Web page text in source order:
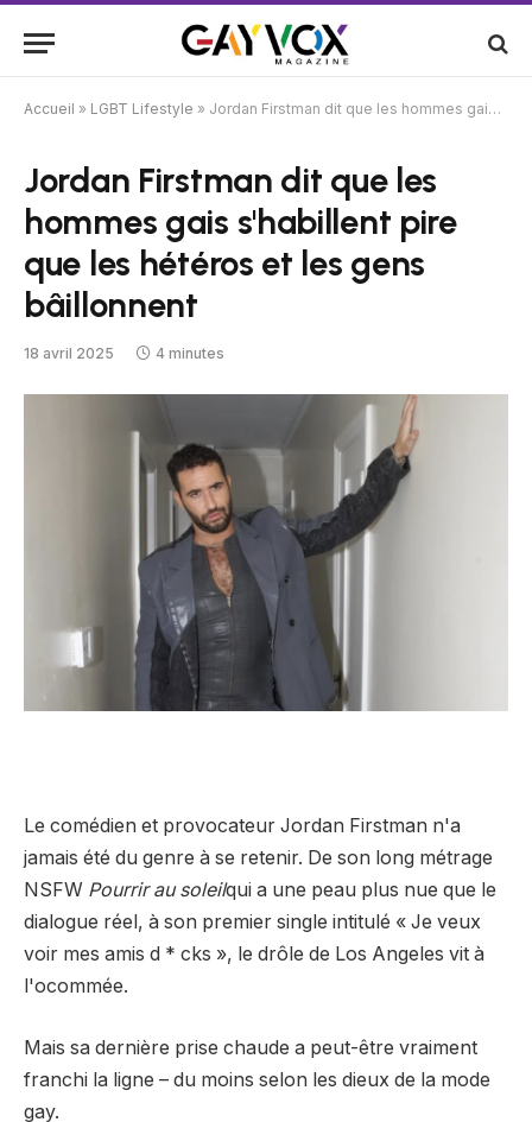
Accueil » LGBT Lifestyle » Jordan Firstman dit que les hommes gais s'habillent pire que les hétéros et les gens bâillonnent
Jordan Firstman dit que les
hommes gais s'habillent pire
que les hétéros et les gens
bâillonnent
18 avril 2025 4 minutes
Le comédien et provocateur Jordan Firstman n'a
jamais été du genre à se retenir. De son long métrage
NSFW Pourrir au soleilqui a une peau plus nue que le
dialogue réel, à son premier single intitulé « Je veux
voir mes amis d * cks », le drôle de Los Angeles vit à
l'ocommée.
Mais sa dernière prise chaude a peut-être vraiment
franchi la ligne – du moins selon les dieux de la mode
gay.